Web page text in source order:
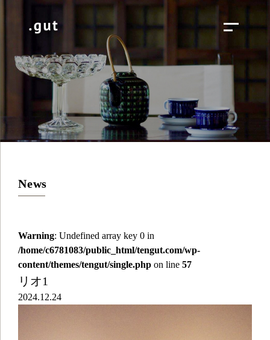
News
Warning: Undefined array key 0 in
/home/c6781083/public_html/tengut.com/wp-
content/themes/tengut/single.php on line 57
リオ1
2024.12.24